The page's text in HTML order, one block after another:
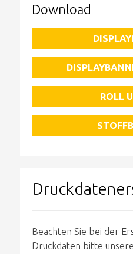
Download
ROLL
Beachten Sie bei der
Druckdaten bitte